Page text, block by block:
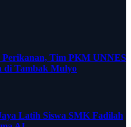
Tim PKM UNNES
di Tambak Mulyo
Latih Siswa SMK Fadilah